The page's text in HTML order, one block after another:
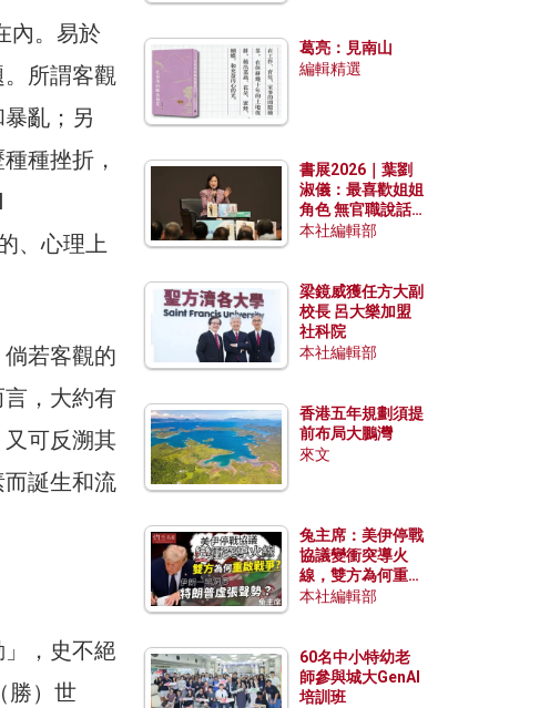
內。易於
所謂客觀
亂；另
種挫折，
、心理上
若客觀的
，大約有
可反溯其
誕生和流
，史不絕
勝）世
葛亮：見南山
編輯精選
書展2026｜葉劉
淑儀：最喜歡姐姐
角色 無官職說話
包袱少
本社編輯部
梁鏡威獲任方大副
校長 呂大樂加盟
社科院
本社編輯部
香港五年規劃須提
前布局大鵬灣
來文
兔主席：美伊停戰
協議變衝突導火
線，雙方為何重啟
戰爭？伊朗一早洞
本社編輯部
60名中小特幼老
師參與城大GenAI
培訓班